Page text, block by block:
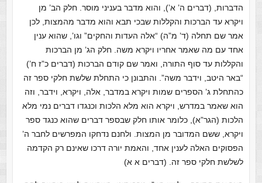
הדברות, (דברים ה’ א’), והוא מדבר בעניני מוסר. חלק הב’ מן
ויקרא עד הברכות והקללות שבכי תבא והוא מדבר מהמצות, לכן
אמר שם תחלה (ד’ מ”ה) “אלה העדות והחקים” וגו’, שהוא ענין
אחד עם מה שאמר אחריו ויקרא משה. חלק הג’ מן הברכות
והקללות עד סוף התורה, ואמר שם קודם הברכות (דברים כ”ז ח’)
“באר היטב, וידבר משה”. והתבונן כי התחלת שלשת חלקי ספר זה
כהתחלת ג’ הספרים שמות ויקרא במדבר, אלה, ויקרא, וידבר, וזה
הוא שאמר במדרש, ויקרא הוא מלא הלכות וכנגדו דברים נמי מלא
הלכות (הגר”א), כלומר אותו חלק שבספר דברים שהוא כנגד ספר
ויקרא, ששם המדובר מן המצות. ולחנם נדחקו המפרשים לחבר ה’
הפסוקים האלה לענין אחד, והאמת יורה דרכו שאינם רק הקדמה
לשלשת חלקי ספר זה. (דברים א א)